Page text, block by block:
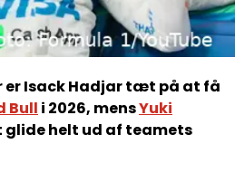
er Isack Hadjar tæt på at få
Bull i 2026, mensYuki
glide helt ud af teamets